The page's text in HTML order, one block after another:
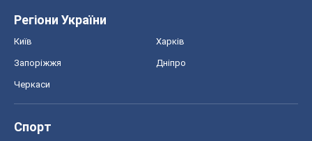
Регіони України
Київ Харків
Запоріжжя Дніпро
Черкаси
Спорт